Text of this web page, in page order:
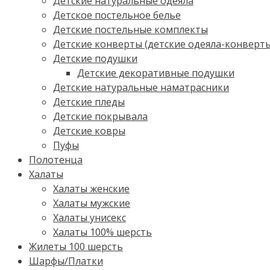
Детское постельное белье
Детские постельные комплекты
Детские конверты (детские одеяла-
Детские подушки
Детские декоративные подушки
Детские натуральные наматрасники
Детские пледы
Детские покрывала
Детские ковры
Пуфы
Полотенца
Халаты
Халаты женские
Халаты мужские
Халаты унисекс
Халаты 100% шерсть
Жилеты 100 шерсть
Шарфы/Платки